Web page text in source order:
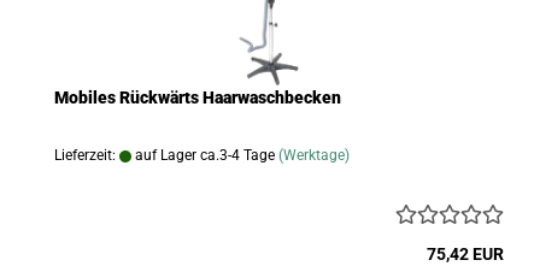
Mobiles Rückwärts Haarwaschbecken
Lieferzeit: auf Lager ca.3-4 Tage (Werktage)
75,42 EUR